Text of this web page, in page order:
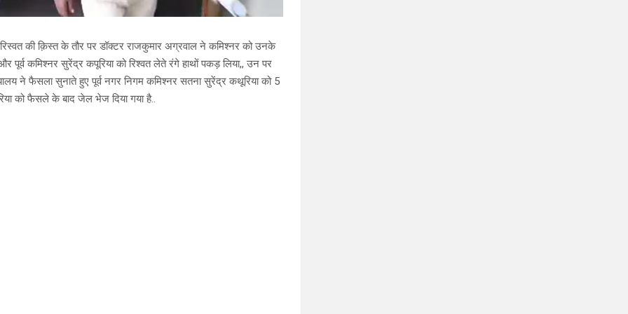
की क़िस्त के तौर पर डॉक्टर राजकुमार अग्रवाल ने कमिश्नर को उनके
पूर्व कमिश्नर सुरेंद्र कपूरिया को रिश्वत लेते रंगे हाथों पकड़ लिया,, उन पर
ने फैसला सुनाते हुए पूर्व नगर निगम कमिश्नर सतना सुरेंद्र कथूरिया को 5
को फैसले के बाद जेल भेज दिया गया है..